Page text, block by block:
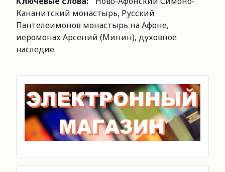
Кананитский монастырь, Русский
Пантелеимонов монастырь на Афоне,
иеромонах Арсений (Минин), духовное
наследие.